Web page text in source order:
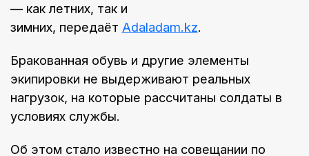
— как летних, так и
зимних, передаёт Аdaladam.kz.
Бракованная обувь и другие элементы
экипировки не выдерживают реальных
нагрузок, на которые рассчитаны солдаты в
условиях службы.
Об этом стало известно на совещании по